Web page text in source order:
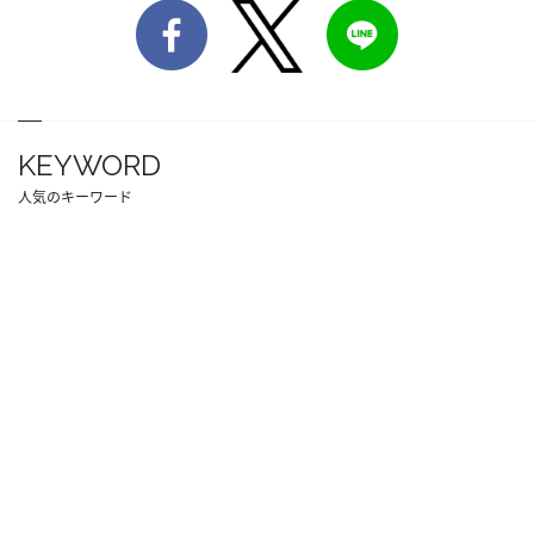
KEYWORD
人気のキーワード